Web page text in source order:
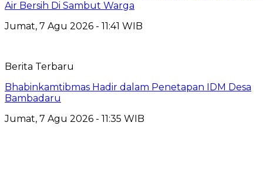
Air Bersih Di Sambut Warga
Jumat, 7 Agu 2026 - 11:41 WIB
Berita Terbaru
Bhabinkamtibmas Hadir dalam Penetapan IDM Desa
Bambadaru
Jumat, 7 Agu 2026 - 11:35 WIB